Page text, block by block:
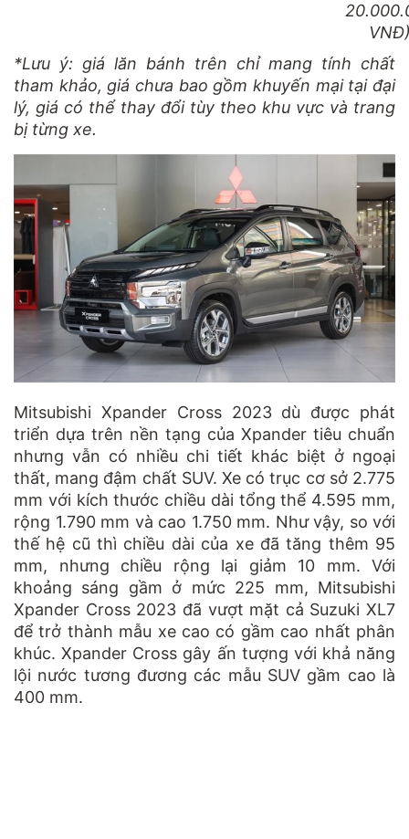
*Lưu ý: giá lăn bánh trên chỉ mang tính chất
tham khảo, giá chưa bao gồm khuyến mại tại đại
lý, giá có thể thay đổi tùy theo khu vực và trang
bị từng xe.
Mitsubishi Xpander Cross 2023 dù được phát
triển dựa trên nền tạng của Xpander tiêu chuẩn
nhưng vẫn có nhiều chi tiết khác biệt ở ngoại
thất, mang đậm chất SUV. Xe có trục cơ sở 2.775
mm với kích thước chiều dài tổng thể 4.595 mm,
rộng 1.790 mm và cao 1.750 mm. Như vậy, so với
thế hệ cũ thì chiều dài của xe đã tăng thêm 95
mm, nhưng chiều rộng lại giảm 10 mm. Với
khoảng sáng gầm ở mức 225 mm, Mitsubishi
Xpander Cross 2023 đã vượt mặt cả Suzuki XL7
để trở thành mẫu xe cao có gầm cao nhất phân
khúc. Xpander Cross gây ấn tượng với khả năng
lội nước tương đương các mẫu SUV gầm cao là
400 mm.